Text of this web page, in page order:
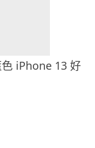
iPhone 13 好